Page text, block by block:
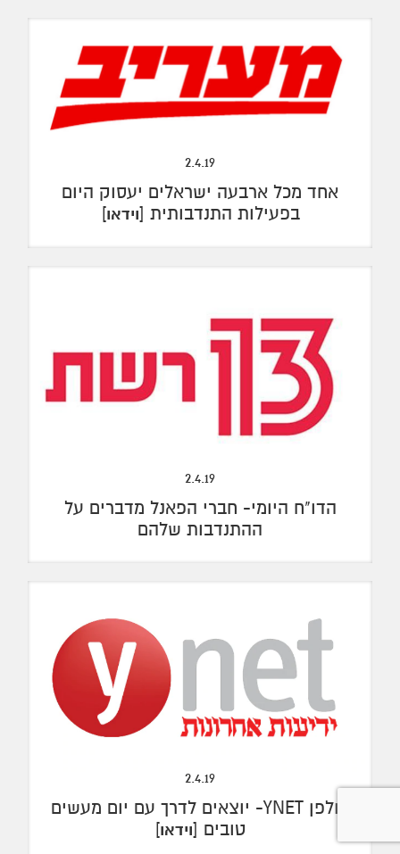
2.4.19
אחד מכל ארבעה ישראלים יעסוק היום
בפעילות התנדבותית [וידאו]
2.4.19
הדו"ח היומי- חברי הפאנל מדברים על
ההתנדבות שלהם
2.4.19
אולפן YNET- יוצאים לדרך עם יום מעשים
טובים [וידאו]